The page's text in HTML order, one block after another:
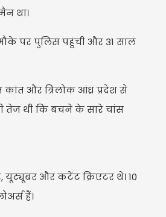
था।
पर पुलिस पहुंची और 31 साल
और त्र‍िलोक आंध्र प्रदेश से
तेज थी कि बचने के सारे चांस
यूट्यूबर और कंटेंट क्रिएटर थे। 10
हैं।